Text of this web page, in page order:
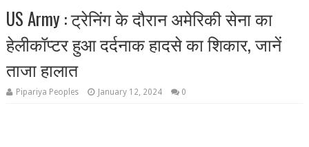
US Army : ट्रेनिंग के दौरान अमेरिकी सेना का
हेलीकॉप्टर हुआ दर्दनाक हादसे का शिकार, जानें
ताजा हालात
Pipariya Peoples January 12, 2024 0